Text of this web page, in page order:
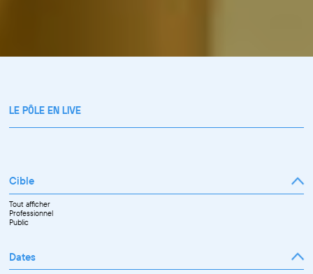
LE PÔLE EN LIVE
Cible
Tout afficher
Professionnel
Public
Dates